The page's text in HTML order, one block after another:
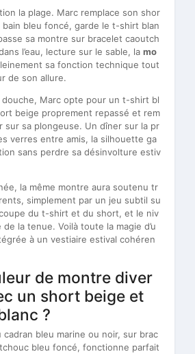
la plage. Marc remplace son shor
bleu foncé, garde le t-shirt blan
sa montre sur bracelet caoutch
l’eau, lecture sur le sable, la mo
sa fonction technique tout
de son allure.
douche, Marc opte pour un t-shirt bl
beige proprement repassé et rem
sur sa plongeuse. Un dîner sur la pr
verres entre amis, la silhouette ga
sans perdre sa désinvolture estiv
la même montre aura soutenu tr
simplement par un jeu subtil su
du t-shirt et du short, et le niv
la tenue. Voilà toute la magie d’u
à un vestiaire estival cohéren
de montre diver
un short beige et
?
cadran bleu marine ou noir, sur brac
bleu foncé, fonctionne parfait